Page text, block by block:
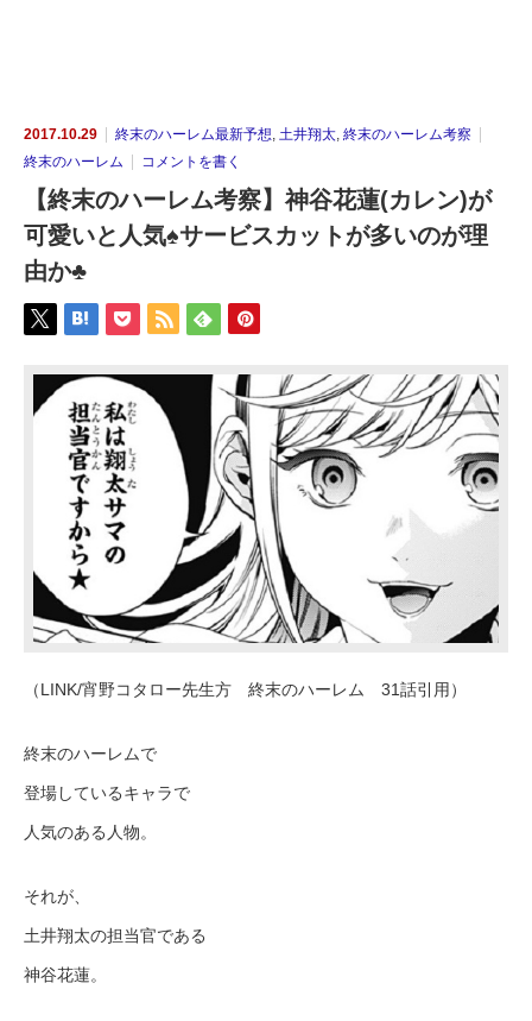
2017.10.29 終末のハーレム最新予想, 土井翔太, 終末のハーレム考察
終末のハーレム
コメントを書く
【終末のハーレム考察】神谷花蓮(カレン)が
可愛いと人気♠サービスカットが多いのが理
由か♣
（LINK/宵野コタロー先生方 終末のハーレム 31話引用）
終末のハーレムで
登場しているキャラで
人気のある人物。
それが、
土井翔太の担当官である
神谷花蓮。